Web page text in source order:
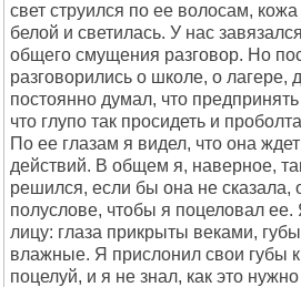
свет струился по ее волосам,
белой и светилась. У нас
общего смущения разговор. Но
разговорились о школе, о лагере,
постоянно думал, что
что глупо так просидеть и
По ее глазам я видел, что она
действий. В общем я, наверное,
решился, если бы она не сказала,
полуслове, чтобы я поцеловал ее.
лицу: глаза прикрыты веками,
влажные. Я прислонил свои губы
поцелуй, и я не знал, как это